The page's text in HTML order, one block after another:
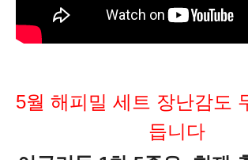
5월 해피밀 세트 장난감도
듭니다